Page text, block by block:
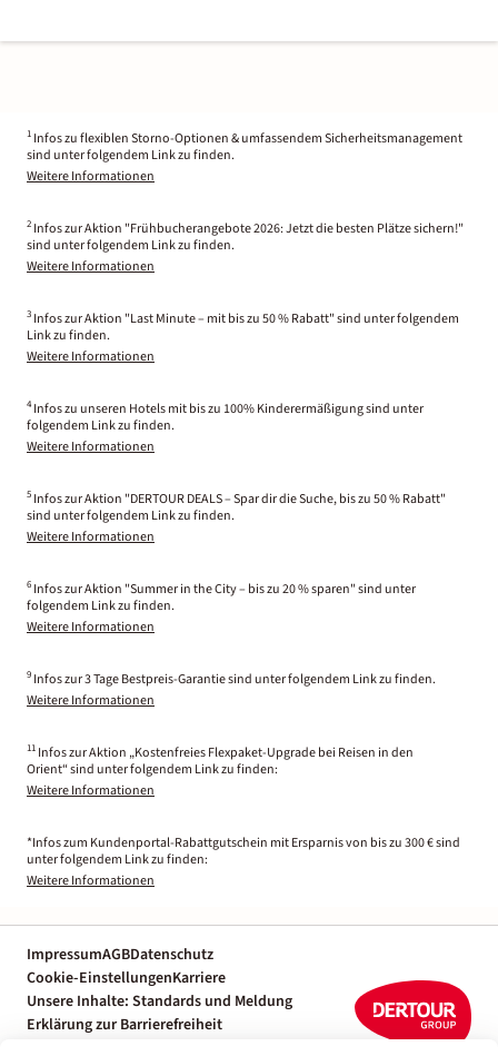
1 Infos zu flexiblen Storno-Optionen & umfassendem Sicherheitsmanagement
sind unter folgendem Link zu finden.
Weitere Informationen
2 Infos zur Aktion "Frühbucherangebote 2026: Jetzt die besten Plätze sichern!"
sind unter folgendem Link zu finden.
Weitere Informationen
3 Infos zur Aktion "Last Minute – mit bis zu 50 % Rabatt" sind unter folgendem
Link zu finden.
Weitere Informationen
4 Infos zu unseren Hotels mit bis zu 100% Kinderermäßigung sind unter
folgendem Link zu finden.
Weitere Informationen
5 Infos zur Aktion "DERTOUR DEALS – Spar dir die Suche, bis zu 50 % Rabatt"
sind unter folgendem Link zu finden.
Weitere Informationen
6 Infos zur Aktion "Summer in the City – bis zu 20 % sparen" sind unter
folgendem Link zu finden.
Weitere Informationen
9 Infos zur 3 Tage Bestpreis-Garantie sind unter folgendem Link zu finden.
Weitere Informationen
11 Infos zur Aktion „Kostenfreies Flexpaket-Upgrade bei Reisen in den
Orient“ sind unter folgendem Link zu finden:
Weitere Informationen
*Infos zum Kundenportal-Rabattgutschein mit Ersparnis von bis zu 300 € sind
unter folgendem Link zu finden:
Weitere Informationen
ImpressumAGBDatenschutz
Cookie-EinstellungenKarriere
Unsere Inhalte: Standards und Meldung
Erklärung zur Barrierefreiheit